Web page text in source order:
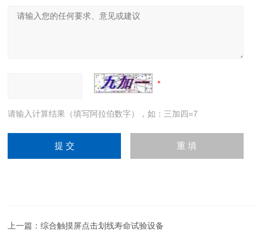
请输入计算结果（填写阿拉伯数字），如：三加四=7
上一篇：综合触摸屏点击划线寿命试验设备